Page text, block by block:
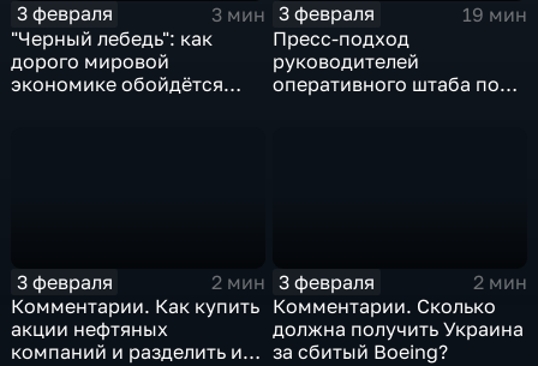
3 февраля
3 мин
"Черный лебедь": как
дорого мировой
экономике обойдётся
3 февраля
19 мин
Пресс-подход
руководителей
оперативного штаба по
3 февраля
2 мин
Комментарии. Как купить
акции нефтяных
компаний и разделить их
3 февраля
2 мин
Комментарии. Сколько
должна получить Украина
за сбитый Boeing?